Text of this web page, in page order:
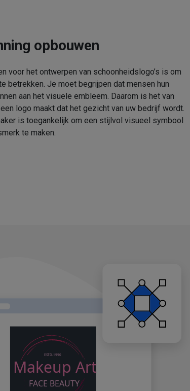
opbouwen
voor het ontwerpen van schoonheidslogo’s is om
betrekken. Je moet begrijpen dat mensen hun
aan het visuele embleem. Daarom is het van
logo maakt dat het gezicht van uw bedrijf wordt.
is toegankelijk om een stijlvol visueel symbool
te maken.